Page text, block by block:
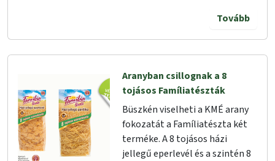
Tovább
Aranyban csillognak a 8
tojásos Famíliatészták
Büszkén viselheti a KMÉ arany
fokozatát a Famíliatészta két
terméke. A 8 tojásos házi
jellegű eperlevél és a szintén 8